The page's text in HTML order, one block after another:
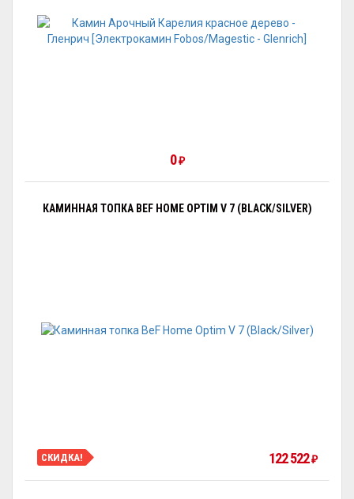
0₽
КАМИННАЯ ТОПКА BEF HOME OPTIM V 7 (BLACK/SILVER)
СКИДКА! 122 522₽